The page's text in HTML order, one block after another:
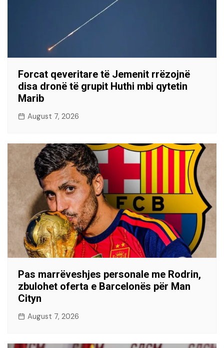
Forcat qeveritare të Jemenit rrëzojnë
disa dronë të grupit Huthi mbi qytetin
Marib
August 7, 2026
Pas marrëveshjes personale me Rodrin,
zbulohet oferta e Barcelonës për Man
Cityn
August 7, 2026